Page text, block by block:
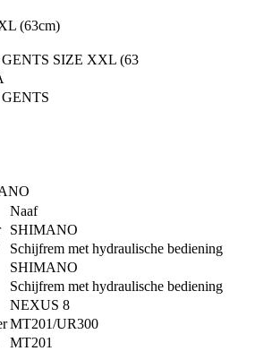
(63cm)
GENTS SIZE XXL (63
Naaf
SHIMANO
Schijfrem met hydraulische bediening
SHIMANO
Schijfrem met hydraulische bediening
NEXUS 8
MT201/UR300
MT201